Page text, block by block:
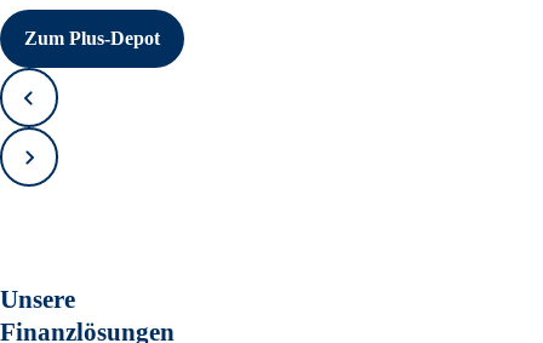
Zum Plus-Depot
Zurück
Vorwärts
Unsere
Finanzlösungen